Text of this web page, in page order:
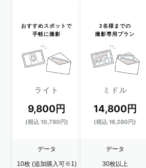
おすすめスポットで
手軽に撮影
ライト
9,800円
(税込 10,780円)
データ
10枚 (追加購入可※1)
2名様までの
撮影専用プラン
ミドル
14,800円
(税込 16,280円)
データ
30枚以上